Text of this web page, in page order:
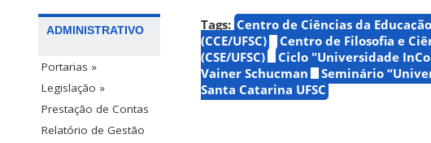
ADMINISTRATIVO
Portarias »
Legislação »
Prestação de Contas
Relatório de Gestão
Tags: Centro de Ciências da Educação
(CCE/UFSC)
Centro de Filosofia e
(CSE/UFSC)
Ciclo "Universidade
Vainer Schucman
Seminário
Santa Catarina UFSC